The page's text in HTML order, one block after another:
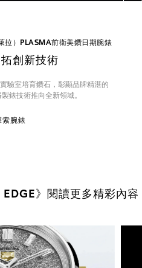
拉）PLASMA前衛美鑽日期腕錶
創新技術
驗室培育鑽石，彰顯品牌精湛的
錶技術推向全新領域。
索腕錶
》閱讀更多精彩內容